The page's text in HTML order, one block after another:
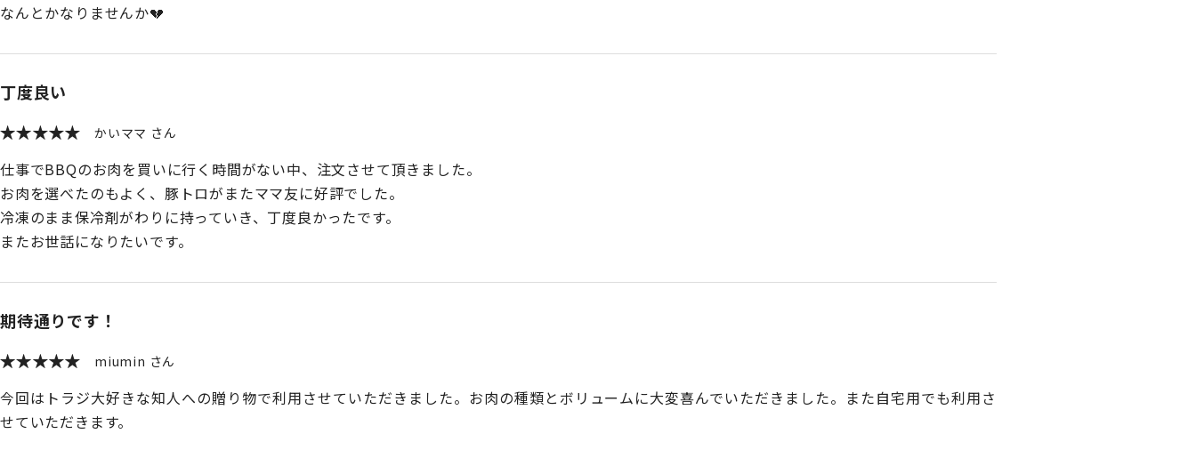
なんとかなりませんか💔
丁度良い
かいママ
仕事でBBQのお肉を買いに行く時間がない中、注文させて頂きました。
お肉を選べたのもよく、豚トロがまたママ友に好評でした。
冷凍のまま保冷剤がわりに持っていき、丁度良かったです。
またお世話になりたいです。
期待通りです！
miumin
今回はトラジ大好きな知人への贈り物で利用させていただきました。お肉の種類とボリュームに大変喜んでいただきました。また自宅用でも利用さ
せていただきます。